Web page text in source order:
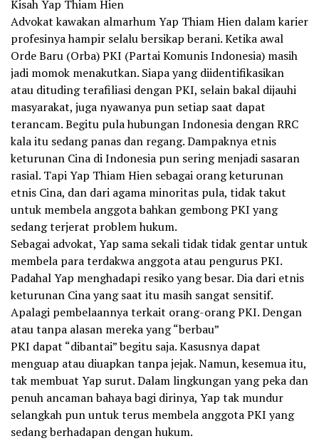
Kisah Yap Thiam Hien
Advokat kawakan almarhum Yap Thiam Hien dalam karier
profesinya hampir selalu bersikap berani. Ketika awal
Orde Baru (Orba) PKI (Partai Komunis Indonesia) masih
jadi momok menakutkan. Siapa yang diidentifikasikan
atau dituding terafiliasi dengan PKI, selain bakal dijauhi
masyarakat, juga nyawanya pun setiap saat dapat
terancam. Begitu pula hubungan Indonesia dengan RRC
kala itu sedang panas dan regang. Dampaknya etnis
keturunan Cina di Indonesia pun sering menjadi sasaran
rasial. Tapi Yap Thiam Hien sebagai orang keturunan
etnis Cina, dan dari agama minoritas pula, tidak takut
untuk membela anggota bahkan gembong PKI yang
sedang terjerat problem hukum.
Sebagai advokat, Yap sama sekali tidak tidak gentar untuk
membela para terdakwa anggota atau pengurus PKI.
Padahal Yap menghadapi resiko yang besar. Dia dari etnis
keturunan Cina yang saat itu masih sangat sensitif.
Apalagi pembelaannya terkait orang-orang PKI. Dengan
atau tanpa alasan mereka yang “berbau”
PKI dapat “dibantai” begitu saja. Kasusnya dapat
menguap atau diuapkan tanpa jejak. Namun, kesemua itu,
tak membuat Yap surut. Dalam lingkungan yang peka dan
penuh ancaman bahaya bagi dirinya, Yap tak mundur
selangkah pun untuk terus membela anggota PKI yang
sedang berhadapan dengan hukum.